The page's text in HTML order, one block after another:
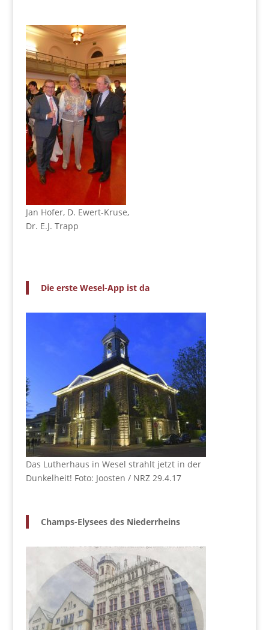
Jan Hofer, D. Ewert-Kruse,
Dr. E.J. Trapp
Die erste Wesel-App ist da
Das Lutherhaus in Wesel strahlt jetzt in der
Dunkelheit! Foto: Joosten / NRZ 29.4.17
Champs-Elysees des Niederrheins